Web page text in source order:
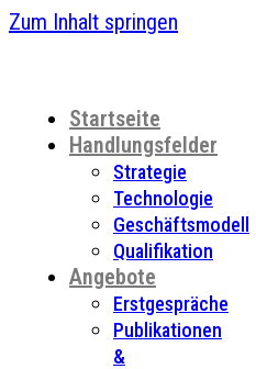
Zum Inhalt springen
Startseite
Handlungsfelder
Strategie
Technologie
Geschäftsmodell
Qualifikation
Angebote
Erstgespräche
Publikationen
&